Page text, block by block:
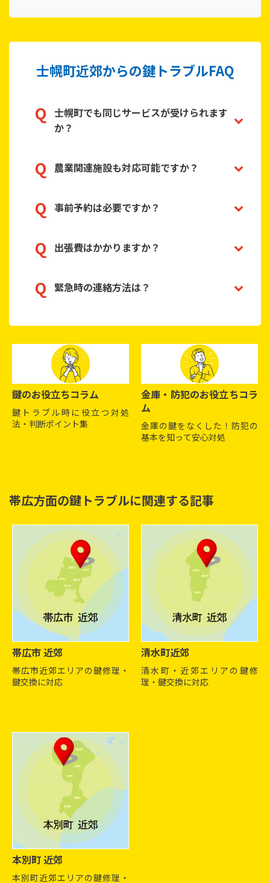
士幌町近郊からの鍵トラブルFAQ
士幌町でも同じサービスが受けられます
か？
農業関連施設も対応可能ですか？
事前予約は必要ですか？
出張費はかかりますか？
緊急時の連絡方法は？
鍵のお役立ちコラム
鍵トラブル時に役立つ対処
法・判断ポイント集
金庫・防犯のお役立ちコラ
ム
金庫の鍵をなくした！防犯の
基本を知って安心対処
帯広方面の鍵トラブルに関連する記事
帯広市 近郊
帯広市近郊エリアの鍵修理・
鍵交換に対応
清水町近郊
清水町・近郊エリアの鍵修
理・鍵交換に対応
本別町 近郊
本別町近郊エリアの鍵修理・